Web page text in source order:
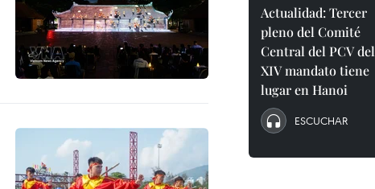
Actualidad: Tercer
pleno del Comité
Central del PCV del
XIV mandato tiene
lugar en Hanoi
ESCUCHAR